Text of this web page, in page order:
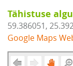
Tähistuse
59.386051,
Google Maps